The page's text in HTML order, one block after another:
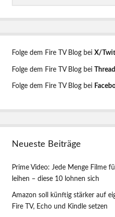
Folge dem Fire TV Blog beiX/
Folge dem Fire TV Blog bei
Folge dem Fire TV Blog bei
Neueste Beiträge
Prime Video: Jede Menge Filme
leihen – diese 10 lohnen sich
Amazon soll künftig stärker auf
Fire TV, Echo und Kindle setzen